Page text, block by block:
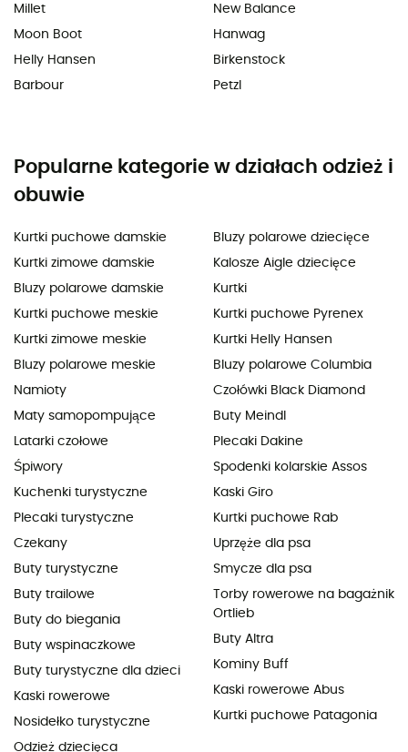
Millet
Moon Boot
Helly Hansen
Barbour
New Balance
Hanwag
Birkenstock
Petzl
Popularne kategorie w działach odzież i
obuwie
Kurtki puchowe damskie
Kurtki zimowe damskie
Bluzy polarowe damskie
Kurtki puchowe meskie
Kurtki zimowe meskie
Bluzy polarowe meskie
Namioty
Maty samopompujące
Latarki czołowe
Śpiwory
Kuchenki turystyczne
Plecaki turystyczne
Czekany
Buty turystyczne
Buty trailowe
Buty do biegania
Buty wspinaczkowe
Buty turystyczne dla dzieci
Kaski rowerowe
Nosidełko turystyczne
Odzież dziecięca
Bluzy polarowe dziecięce
Kalosze Aigle dziecięce
Kurtki
Kurtki puchowe Pyrenex
Kurtki Helly Hansen
Bluzy polarowe Columbia
Czołówki Black Diamond
Buty Meindl
Plecaki Dakine
Spodenki kolarskie Assos
Kaski Giro
Kurtki puchowe Rab
Uprzęże dla psa
Smycze dla psa
Torby rowerowe na bagażnik
Ortlieb
Buty Altra
Kominy Buff
Kaski rowerowe Abus
Kurtki puchowe Patagonia